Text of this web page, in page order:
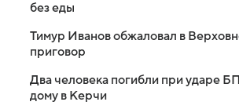
без еды
Тимур Иванов обжаловал в
приговор
Два человека погибли при ударе
дому в Керчи